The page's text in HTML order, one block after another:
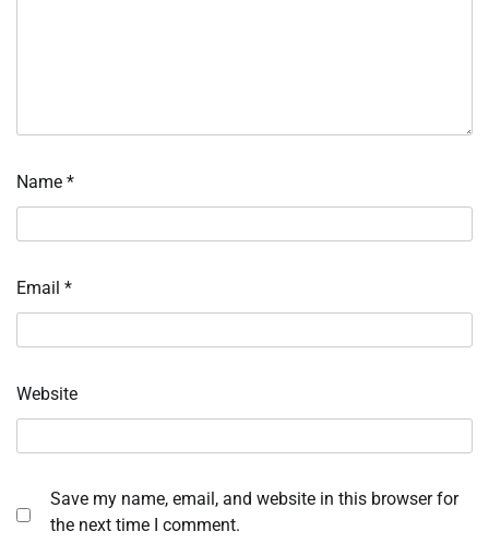
Name *
Email *
Website
Save my name, email, and website in this browser for
the next time I comment.